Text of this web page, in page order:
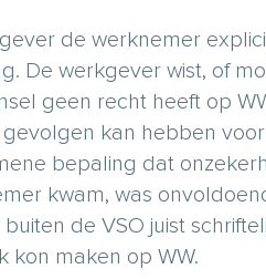
de werknemer
De werkgever wist, of
geen recht heeft op
kan hebben
bepaling dat
kwam, was
de VSO juist
kon maken op WW.